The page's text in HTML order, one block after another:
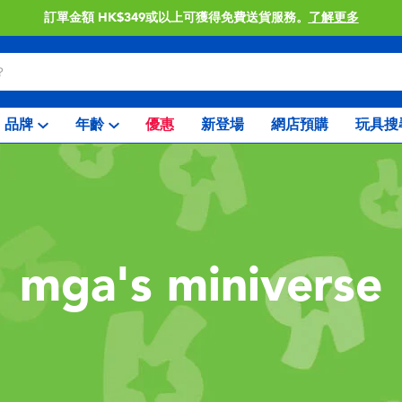
門店自取服務 網上購買並
品牌 年齡 優惠 新登場 網店預購 玩具搜
mga's miniverse